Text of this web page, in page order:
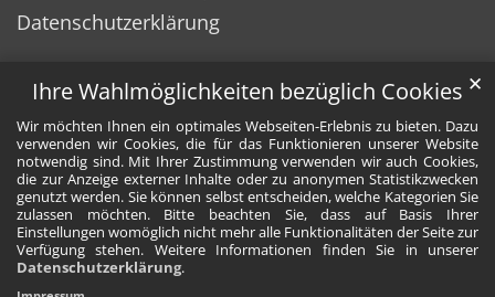
Ihre Wahlmöglichkeiten bezüglich Cookies
Wir möchten Ihnen ein optimales Webseiten-Erlebnis zu bieten. Dazu
verwenden wir Cookies, die für das Funktionieren unserer Website
notwendig sind. Mit Ihrer Zustimmung verwenden wir auch Cookies,
die zur Anzeige externer Inhalte oder zu anonymen Statistikzwecken
genutzt werden. Sie können selbst entscheiden, welche Kategorien Sie
zulassen möchten. Bitte beachten Sie, dass auf Basis Ihrer
Einstellungen womöglich nicht mehr alle Funktionalitäten der Seite zur
Verfügung stehen. Weitere Informationen finden Sie in unserer
Datenschutzerklärung.
✕
Datenschutzerklärung